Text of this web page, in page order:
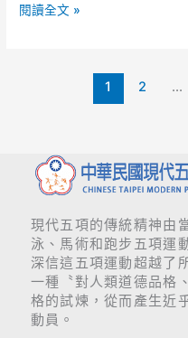
閱讀全文 »
1 2 ...
現代五項的傳統精神由
泳、馬術和跑步五項運
深信這五項運動超越了
一種〝對人類道德品格
格的試煉，從而產生近
動員。